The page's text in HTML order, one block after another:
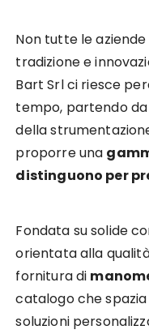
Non tutte le
tradizione e
Bart Srl ci riesce
tempo, partendo
della
proporre una
distinguono per
Fondata su solide
orientata alla
fornitura di
catalogo che
soluzioni